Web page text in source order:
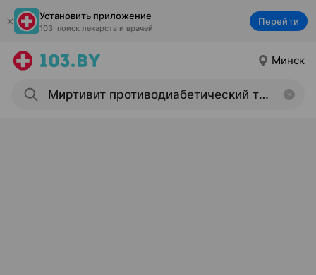
Установить приложение
103: поиск лекарств и врачей
Перейти
Минск